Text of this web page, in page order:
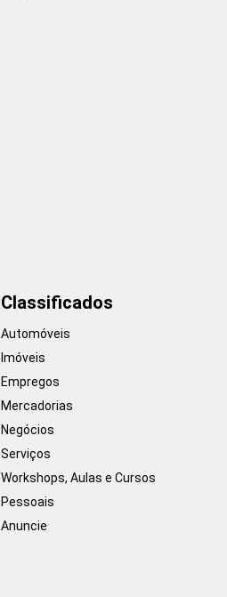
Classificados
Automóveis
Imóveis
Empregos
Mercadorias
Negócios
Serviços
Workshops, Aulas e Cursos
Pessoais
Anuncie